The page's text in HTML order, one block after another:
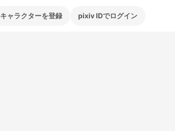
キャラクターを登録 pixiv IDでログイン